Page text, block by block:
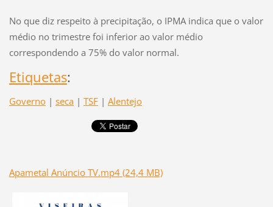
No que diz respeito à precipitação, o IPMA indica que o valor
médio no trimestre foi inferior ao valor médio
correspondendo a 75% do valor normal.
Etiquetas:
Governo | seca | TSF | Alentejo
Apametal Anúncio TV.mp4 (24,4 MB)